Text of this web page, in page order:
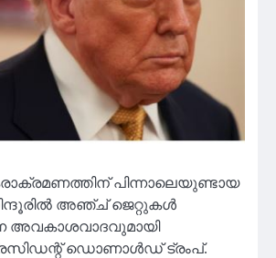
പിന്നാലെയുണ്ടായ
അഞ്ച് ജെറ്റുകൾ
അവകാശവാദവുമായി
ഡൊണാൾഡ് ട്രംപ്.